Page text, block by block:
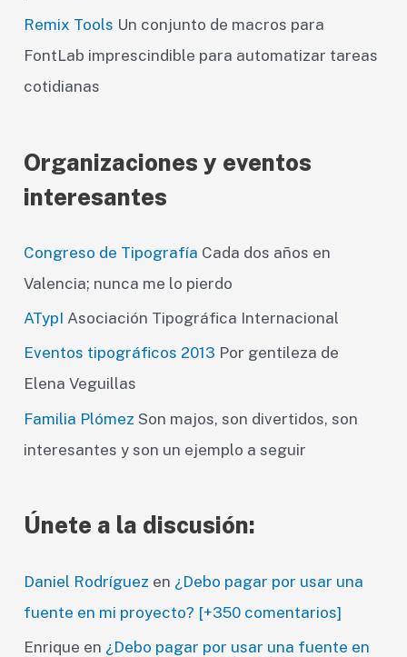
Remix Tools Un conjunto de macros para
FontLab imprescindible para automatizar tareas
cotidianas
Organizaciones y eventos
interesantes
Congreso de Tipografía Cada dos años en
Valencia; nunca me lo pierdo
ATypI Asociación Tipográfica Internacional
Eventos tipográficos 2013 Por gentileza de
Elena Veguillas
Familia Plómez Son majos, son divertidos, son
interesantes y son un ejemplo a seguir
Únete a la discusión:
Daniel Rodríguez en ¿Debo pagar por usar una
fuente en mi proyecto? [+350 comentarios]
Enrique en ¿Debo pagar por usar una fuente en